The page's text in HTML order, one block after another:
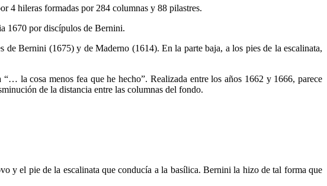
4 hileras formadas por 284 columnas y 88 pilastres.
1670 por discípulos de Bernini.
Bernini (1675) y de Maderno (1614). En la parte baja, a los pies de la escalinata,
la cosa menos fea que he hecho”. Realizada entre los años 1662 y 1666, parece
de la distancia entre las columnas del fondo.
y el pie de la escalinata que conducía a la basílica. Bernini la hizo de tal forma que